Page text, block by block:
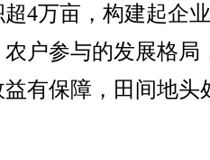
4万亩，构建起企
户参与的发展格局
有保障，田间地头